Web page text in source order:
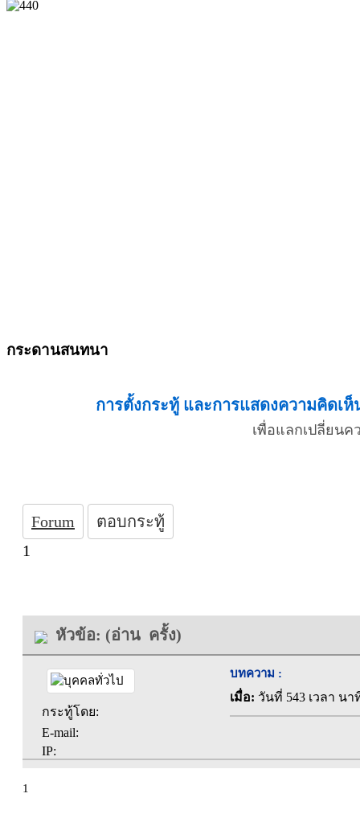
กระดานสนทนา
การตั้งกระทู้ และการแสดงความคิด
เพื่อแลกเปลี่ยน
Forum
ตอบกระทู้
1
หัวข้อ: (อ่าน ครั้ง)
กระทู้โดย:
E-mail:
IP:
บทความ :
เมื่อ: วันที่ 543 เวลา นา
1